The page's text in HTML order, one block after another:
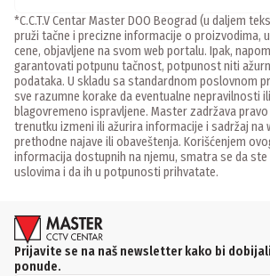
*C.C.T.V Centar Master DOO Beograd (u daljem
pruži tačne i precizne informacije o proizvodima,
cene, objavljene na svom web portalu. Ipak,
garantovati potpunu tačnost, potpunost niti
podataka. U skladu sa standardnom poslovnom
sve razumne korake da eventualne nepravilnosti
blagovremeno ispravljene. Master zadržava
trenutku izmeni ili ažurira informacije i sadržaj na
prethodne najave ili obaveštenja. Korišćenjem
informacija dostupnih na njemu, smatra se da
uslovima i da ih u potpunosti prihvatate.
Prijavite se na naš newsletter kako bi
ponude.